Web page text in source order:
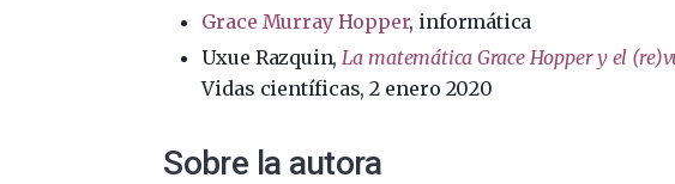
Grace Murray Hopper, informática
Uxue Razquin, La matemática Grace Hopper y el
Vidas científicas, 2 enero 2020
Sobre la autora